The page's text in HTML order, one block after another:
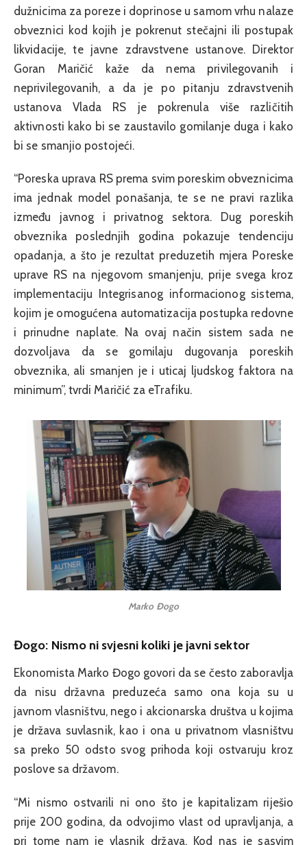
dužnicima za poreze i doprinose u samom vrhu nalaze
obveznici kod kojih je pokrenut stečajni ili postupak
likvidacije, te javne zdravstvene ustanove. Direktor
Goran Maričić kaže da nema privilegovanih i
neprivilegovanih, a da je po pitanju zdravstvenih
ustanova Vlada RS je pokrenula više različitih
aktivnosti kako bi se zaustavilo gomilanje duga i kako
bi se smanjio postojeći.
“Poreska uprava RS prema svim poreskim obveznicima
ima jednak model ponašanja, te se ne pravi razlika
između javnog i privatnog sektora. Dug poreskih
obveznika poslednjih godina pokazuje tendenciju
opadanja, a što je rezultat preduzetih mjera Poreske
uprave RS na njegovom smanjenju, prije svega kroz
implementaciju Integrisanog informacionog sistema,
kojim je omogućena automatizacija postupka redovne
i prinudne naplate. Na ovaj način sistem sada ne
dozvoljava da se gomilaju dugovanja poreskih
obveznika, ali smanjen je i uticaj ljudskog faktora na
minimum”, tvrdi Maričić za eTrafiku.
Marko Đogo
Đogo: Nismo ni svjesni koliki je javni sektor
Ekonomista Marko Đogo govori da se često zaboravlja
da nisu državna preduzeća samo ona koja su u
javnom vlasništvu, nego i akcionarska društva u kojima
je država suvlasnik, kao i ona u privatnom vlasništvu
sa preko 50 odsto svog prihoda koji ostvaruju kroz
poslove sa državom.
“Mi nismo ostvarili ni ono što je kapitalizam riješio
prije 200 godina, da odvojimo vlast od upravljanja, a
pri tome nam je vlasnik država. Kod nas je sasvim